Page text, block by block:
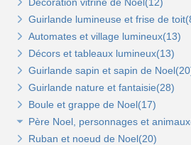
Tablettes verre et supports(3)
Autres supports(5)
Bras et penderies pour panneaux
Broches et barres de
Penderies et bras fond métal(4)
Tablettes et paniers(5)
Penderies et bras fond bois(4)
Tablettes(4)
Guirlande lumineuse et frise de
Automates et village lumineux(13)
Décors et tableaux lumineux(13)
Guirlande sapin et sapin de
Guirlande nature et fantaisie(28)
Boule et grappe de Noel(17)
Père Noel, personnages et
Animaux et personnages(18)
Ruban et noeud de Noel(20)